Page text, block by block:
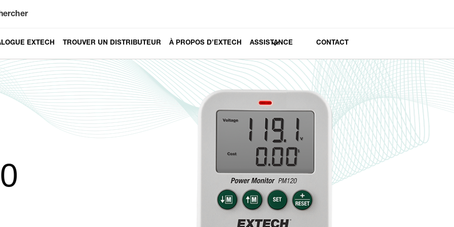
EXTECH TROUVER UN DISTRIBUTEUR À PROPOS D’EXTECH ASSISTANCE CONTACT